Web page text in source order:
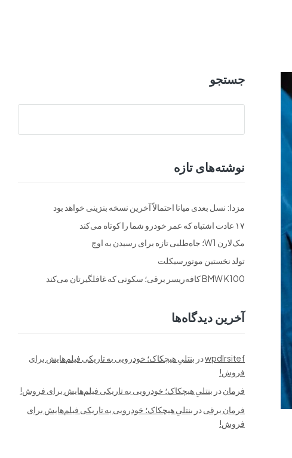
جستجو
نوشته‌های تازه
مزدا: نسل بعدی میاتا احتمالاً آخرین نسخه بنزینی خواهد بود
۱۷ عادت اشتباه که عمر خودرو شما را کوتاه می‌کند
مک‌لارن W1؛ جاه‌طلبی تازه برای رسیدن به اوج
تولد نخستین موتورسیکلت
BMW K100 کافه‌ریسر برقی؛ سکوتی که غافلگیرتان می‌کند
آخرین دیدگاه‌ها
wpdlrsitefدر بنتلیِ هیچکاک؛ خودرویی به تاریکی فیلم‌هایش برای
فروش!
فرماندر بنتلیِ هیچکاک؛ خودرویی به تاریکی فیلم‌هایش برای فروش!
فرمان برقیدر بنتلیِ هیچکاک؛ خودرویی به تاریکی فیلم‌هایش برای
فروش!